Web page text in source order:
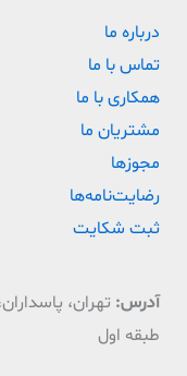
درباره ما
تماس با ما
همکاری با ما
مشتریان ما
مجوزها
رضایت‌نامه‌ها
ثبت شکایت
آدرس:
طبقه اول